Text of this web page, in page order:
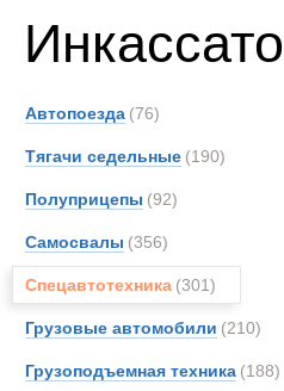
Автопоезда (76)
Тягачи седельные (190)
Полуприцепы (92)
Самосвалы (356)
Спецавтотехника (301)
Грузовые автомобили (210)
Грузоподъемная техника (188)